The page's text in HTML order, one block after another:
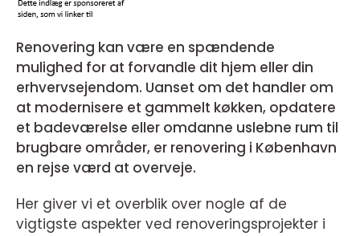
Renovering kan være en spændende
mulighed for at forvandle dit hjem eller din
erhvervsejendom. Uanset om det handler om
at modernisere et gammelt køkken, opdatere
et badeværelse eller omdanne uslebne rum til
brugbare områder, er renovering i København
en rejse værd at overveje.
Her giver vi et overblik over nogle af de
vigtigste aspekter ved renoveringsprojekter i